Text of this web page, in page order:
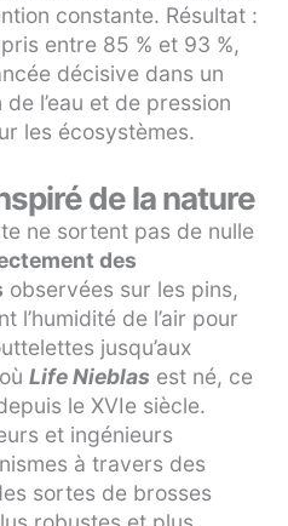
constante. Résultat :
entre 85 % et 93 %,
décisive dans un
l’eau et de pression
les écosystèmes.
de la nature
ne sortent pas de nulle
des
observées sur les pins,
l’humidité de l’air pour
jusqu’aux
Life Nieblas est né, ce
le XVIe siècle.
et ingénieurs
à travers des
sortes de brosses